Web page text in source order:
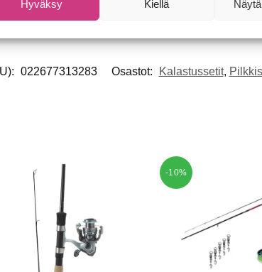
Hyväksy Kiellä
022677313283 Osastot: Kalastussetit,
-10%